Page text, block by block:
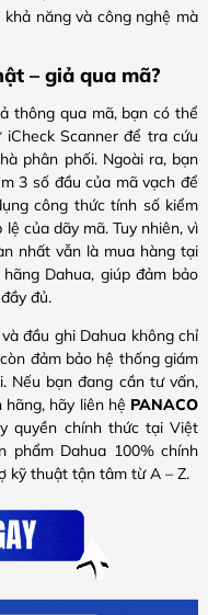
năng và công nghệ mà
– giả qua mã?
thông qua mã, bạn có thể
Scanner để tra cứu
phân phối. Ngoài ra, bạn
3 số đầu của mã vạch để
công thức tính số kiểm
của dãy mã. Tuy nhiên, vì
nhất vẫn là mua hàng tại
Dahua, giúp đảm bảo
đủ.
và đầu ghi Dahua không chỉ
đảm bảo hệ thống giám
Nếu bạn đang cần tư vấn,
hãy liên hệ PANACO
quyền chính thức tại Việt
phẩm Dahua 100% chính
kỹ thuật tận tâm từ A – Z.